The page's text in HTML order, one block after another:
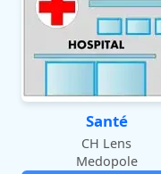
Santé
CH Lens
Medopole